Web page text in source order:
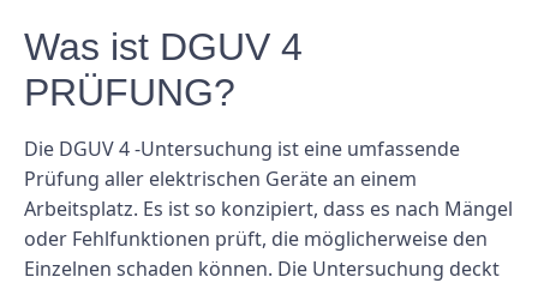
Was ist DGUV 4
PRÜFUNG?
Die DGUV 4 -Untersuchung ist eine umfassende
Prüfung aller elektrischen Geräte an einem
Arbeitsplatz. Es ist so konzipiert, dass es nach Mängel
oder Fehlfunktionen prüft, die möglicherweise den
Einzelnen schaden können. Die Untersuchung deckt